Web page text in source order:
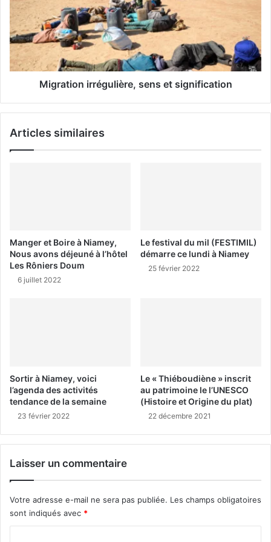
Migration irrégulière, sens et signification
Articles similaires
Manger et Boire à Niamey,
Nous avons déjeuné à l’hôtel
Les Rôniers Doum
6 juillet 2022
Le festival du mil (FESTIMIL)
démarre ce lundi à Niamey
25 février 2022
Sortir à Niamey, voici
l’agenda des activités
tendance de la semaine
23 février 2022
Le « Thiéboudiène » inscrit
au patrimoine le l’UNESCO
(Histoire et Origine du plat)
22 décembre 2021
Laisser un commentaire
Votre adresse e-mail ne sera pas publiée. Les champs obligatoires
sont indiqués avec *